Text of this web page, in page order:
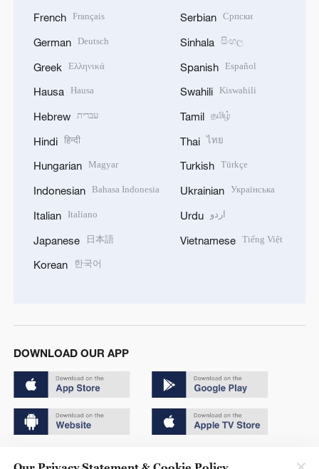
French Français
German Deutsch
Greek Ελληνικά
Hausa Hausa
Hebrew עברית
Hindi हिन्दी
Hungarian Magyar
Indonesian Bahasa Indonesia
Italian Italiano
Japanese 日本語
Korean 한국어
Serbian Српски
Sinhala සිංහල
Spanish Español
Swahili Kiswahili
Tamil தமிழ்
Thai ไทย
Turkish Türkçe
Ukrainian Українська
Urdu اردو
Vietnamese Tiếng Việt
DOWNLOAD OUR APP